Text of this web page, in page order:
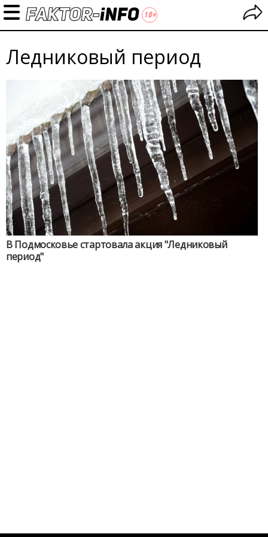
Ледниковый период
В Подмосковье стартовала акция "Ледниковый
период"